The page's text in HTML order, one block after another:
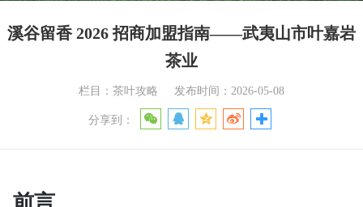
溪谷留香 2026 招商加盟指南——武夷山市叶嘉岩
茶业
栏目：茶叶攻略 发布时间：2026-05-08
分享到：
前言